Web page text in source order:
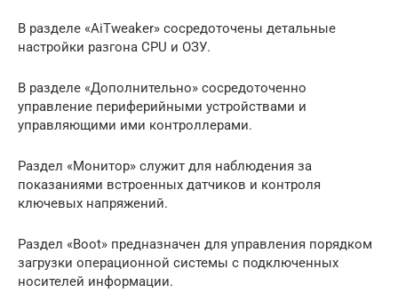
В разделе «AiTweaker» сосредоточены детальные
настройки разгона CPU и ОЗУ.
В разделе «Дополнительно» сосредоточенно
управление периферийными устройствами и
управляющими ими контроллерами.
Раздел «Монитор» служит для наблюдения за
показаниями встроенных датчиков и контроля
ключевых напряжений.
Раздел «Boot» предназначен для управления порядком
загрузки операционной системы с подключенных
носителей информации.